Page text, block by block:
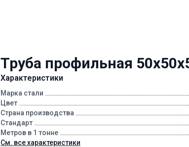
Труба профильная
Характеристики
Марка стали
Цвет
Страна производства
Стандарт
Метров в 1 тонне
См. все характеристики